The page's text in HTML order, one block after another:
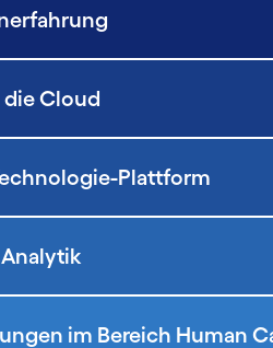
die Cloud
Plattform
im Bereich Human